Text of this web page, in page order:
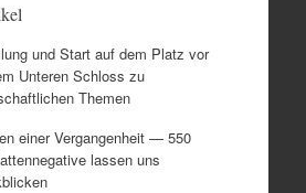
und Start auf dem Platz vor
Unteren Schloss zu
Themen
einer Vergangenheit — 550
lassen uns